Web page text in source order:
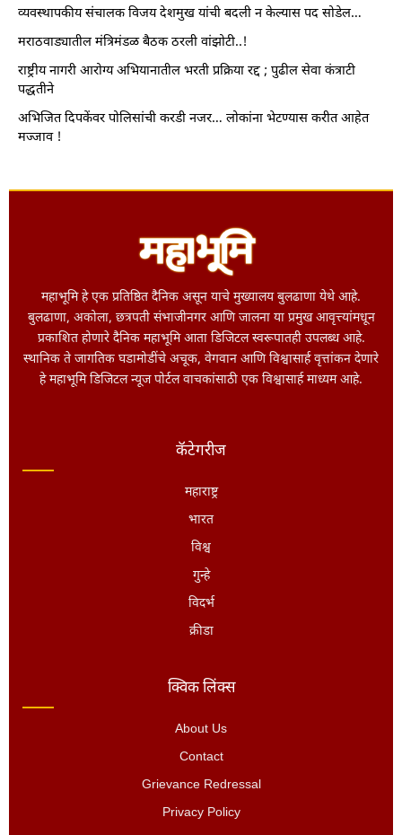
व्यवस्थापकीय संचालक विजय देशमुख यांची बदली न केल्यास पद सोडेल…
मराठवाड्यातील मंत्रिमंडळ बैठक ठरली वांझोटी..!
राष्ट्रीय नागरी आरोग्य अभियानातील भरती प्रक्रिया रद्द ; पुढील सेवा कंत्राटी
पद्धतीने
अभिजित दिपकेंवर पोलिसांची करडी नजर… लोकांना भेटण्यास करीत आहेत
मज्जाव !
महाभूमि हे एक प्रतिष्ठित दैनिक असून याचे मुख्यालय बुलढाणा येथे आहे.
बुलढाणा, अकोला, छत्रपती संभाजीनगर आणि जालना या प्रमुख आवृत्त्यांमधून
प्रकाशित होणारे दैनिक महाभूमि आता डिजिटल स्वरूपातही उपलब्ध आहे.
स्थानिक ते जागतिक घडामोडींचे अचूक, वेगवान आणि विश्वासार्ह वृत्तांकन देणारे
हे महाभूमि डिजिटल न्यूज पोर्टल वाचकांसाठी एक विश्वासार्ह माध्यम आहे.
कॅटेगरीज
महाराष्ट्र
भारत
विश्व
गुन्हे
विदर्भ
क्रीडा
क्विक लिंक्स
About Us
Contact
Grievance Redressal
Privacy Policy